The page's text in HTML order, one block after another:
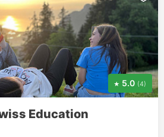
5.0 (4)
Education